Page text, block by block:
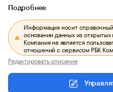
Подробнее
Информация носит
основании данных из открытых
Компания не является
отношений с сервисом РБК
Редактировать описание